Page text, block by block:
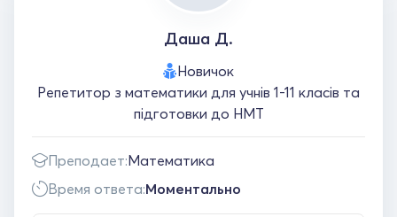
Даша Д.
Новичок
Репетитор з математики для учнів 1-11 класів та
підготовки до НМТ
Преподает:Математика
Время ответа:Моментально